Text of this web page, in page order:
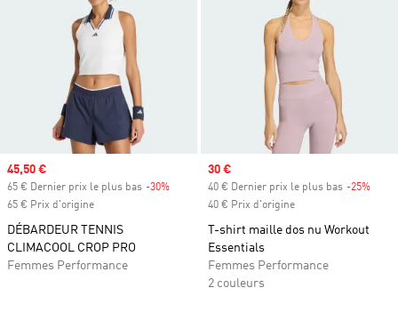
Prix soldé
45,50 €
65 € Dernier prix le plus bas -30%
65 € Prix d'origine
DÉBARDEUR TENNIS
CLIMACOOL CROP PRO
Femmes Performance
Prix soldé
30 €
40 € Dernier prix le plus bas -25%
40 € Prix d'origine
T-shirt maille dos nu Workout
Essentials
Femmes Performance
2 couleurs